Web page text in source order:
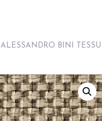
ALESSANDRO BINI